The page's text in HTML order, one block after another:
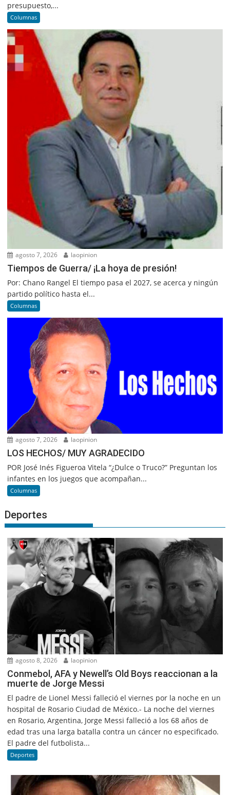
presupuesto,...
Columnas
agosto 7, 2026 laopinion
Tiempos de Guerra/ ¡La hoya de presión!
Por: Chano Rangel El tiempo pasa el 2027, se acerca y ningún
partido político hasta el...
Columnas
agosto 7, 2026 laopinion
LOS HECHOS/ MUY AGRADECIDO
POR José Inés Figueroa Vitela “¿Dulce o Truco?” Preguntan los
infantes en los juegos que acompañan...
Columnas
Deportes
agosto 8, 2026 laopinion
Conmebol, AFA y Newell’s Old Boys reaccionan a la
muerte de Jorge Messi
El padre de Lionel Messi falleció el viernes por la noche en un
hospital de Rosario Ciudad de México.- La noche del viernes
en Rosario, Argentina, Jorge Messi falleció a los 68 años de
edad tras una larga batalla contra un cáncer no especificado.
El padre del futbolista...
Deportes